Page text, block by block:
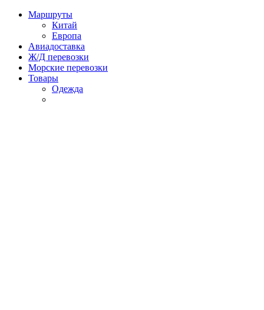
Маршруты
Китай
Европа
Авиадоставка
Ж/Д перевозки
Морские перевозки
Товары
Одежда